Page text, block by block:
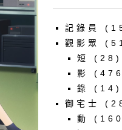
記錄員
觀影眾
短
(28)
影
錄
(14)
御宅士
動